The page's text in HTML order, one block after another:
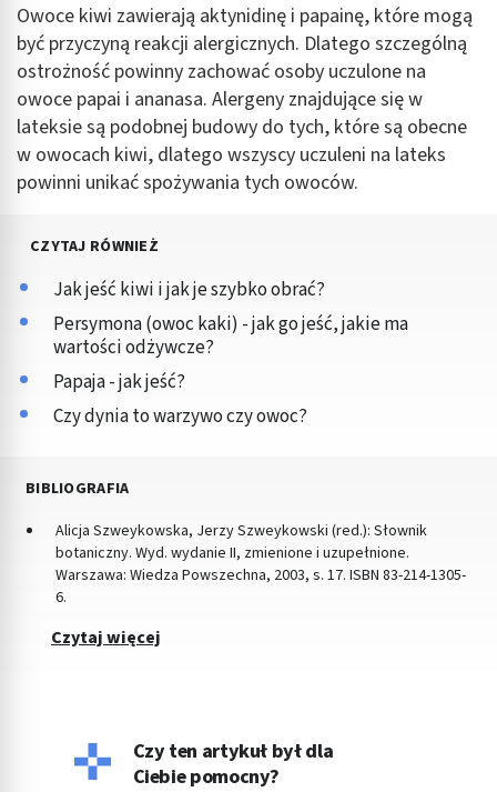
Owoce kiwi zawierają aktynidinę i papainę, które mogą
być przyczyną reakcji alergicznych. Dlatego szczególną
ostrożność powinny zachować osoby uczulone na
owoce papai i ananasa. Alergeny znajdujące się w
lateksie są podobnej budowy do tych, które są obecne
w owocach kiwi, dlatego wszyscy uczuleni na lateks
powinni unikać spożywania tych owoców.
CZYTAJ RÓWNIEŻ
Jak jeść kiwi i jak je szybko obrać?
Persymona (owoc kaki) - jak go jeść, jakie ma
wartości odżywcze?
Papaja - jak jeść?
Czy dynia to warzywo czy owoc?
BIBLIOGRAFIA
Alicja Szweykowska, Jerzy Szweykowski (red.): Słownik
botaniczny. Wyd. wydanie II, zmienione i uzupełnione.
Warszawa: Wiedza Powszechna, 2003, s. 17. ISBN 83-214-1305-
6.
Czytaj więcej
Czy ten artykuł był dla
Ciebie pomocny?